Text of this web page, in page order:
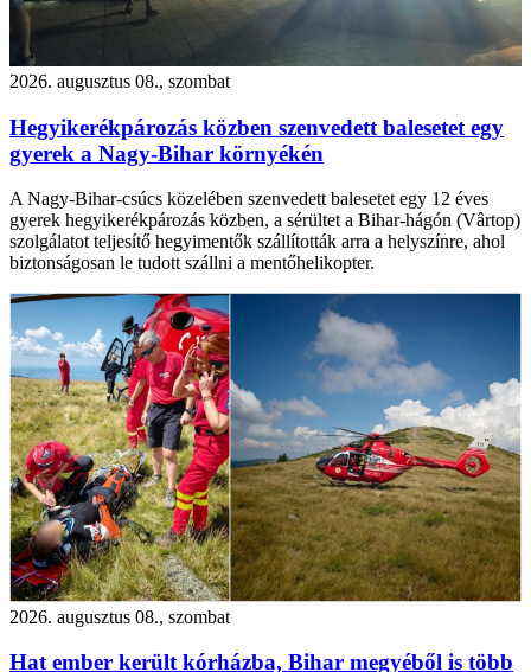
2026. augusztus 08., szombat
Hegyikerékpározás közben szenvedett balesetet egy
gyerek a Nagy-Bihar környékén
A Nagy-Bihar-csúcs közelében szenvedett balesetet egy 12 éves
gyerek hegyikerékpározás közben, a sérültet a Bihar-hágón (Vârtop)
szolgálatot teljesítő hegyimentők szállították arra a helyszínre, ahol
biztonságosan le tudott szállni a mentőhelikopter.
2026. augusztus 08., szombat
Hat ember került kórházba, Bihar megyéből is több